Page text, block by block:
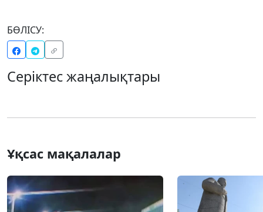
БӨЛІСУ:
Серіктес жаңалықтары
Ұқсас мақалалар